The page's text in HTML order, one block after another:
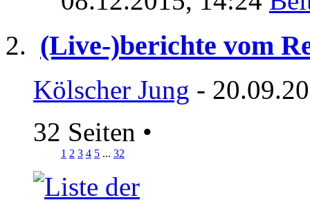
(Live-)berichte vom
Kölscher Jung -
32 Seiten •
1 2 3 4 5 ... 32